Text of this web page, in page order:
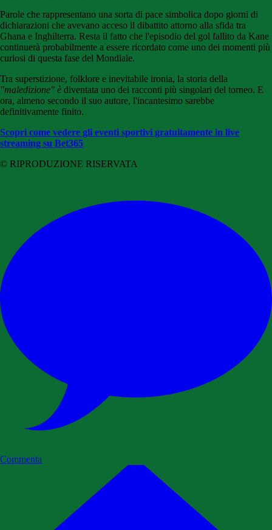
Parole che rappresentano una sorta di pace simbolica dopo giorni di
dichiarazioni che avevano acceso il dibattito attorno alla sfida tra
Ghana e Inghilterra. Resta il fatto che l'episodio del gol fallito da Kane
continuerà probabilmente a essere ricordato come uno dei momenti più
curiosi di questa fase del Mondiale.
Tra superstizione, folklore e inevitabile ironia, la storia della
"maledizione" è diventata uno dei racconti più singolari del torneo. E
ora, almeno secondo il suo autore, l'incantesimo sarebbe
definitivamente finito.
Scopri come vedere gli eventi sportivi gratuitamente in live
streaming su Bet365
© RIPRODUZIONE RISERVATA
Commenta